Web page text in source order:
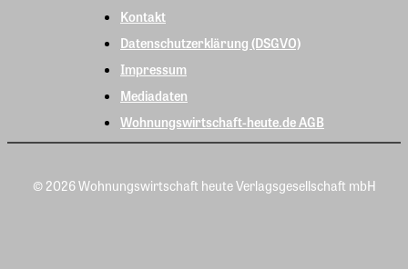
Kontakt
Datenschutzerklärung (DSGVO)
Impressum
Mediadaten
Wohnungswirtschaft-heute.de AGB
© 2026 Wohnungswirtschaft heute Verlagsgesellschaft mbH